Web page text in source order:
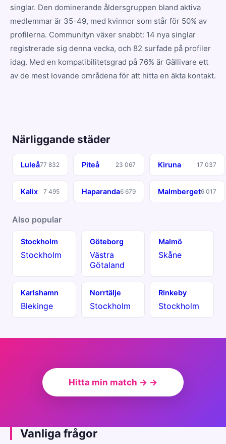
singlar. Den dominerande åldersgruppen bland aktiva
medlemmar är 35-49, med kvinnor som står för 50% av
profilerna. Communityn växer snabbt: 14 nya singlar
registrerade sig denna vecka, och 82 surfade på profiler
idag. Med en kompatibilitetsgrad på 76% är Gällivare ett
av de mest lovande områdena för att hitta en äkta kontakt.
Närliggande städer
Luleå77 832 Piteå 23 067 Kiruna 17 037
Kalix 7 495 Haparanda6 679 Malmberget6 017
Also popular
Stockholm
Stockholm
Göteborg
Västra
Götaland
Malmö
Skåne
Karlshamn
Blekinge
Norrtälje
Stockholm
Rinkeby
Stockholm
Hitta min match → →
Vanliga frågor